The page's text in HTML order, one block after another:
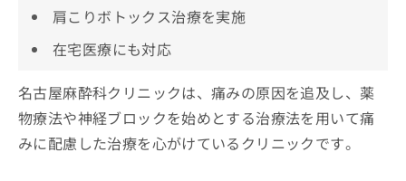
肩こりボトックス治療を実施
在宅医療にも対応
名古屋麻酔科クリニックは、痛みの原因を追及し、薬
物療法や神経ブロックを始めとする治療法を用いて痛
みに配慮した治療を心がけているクリニックです。